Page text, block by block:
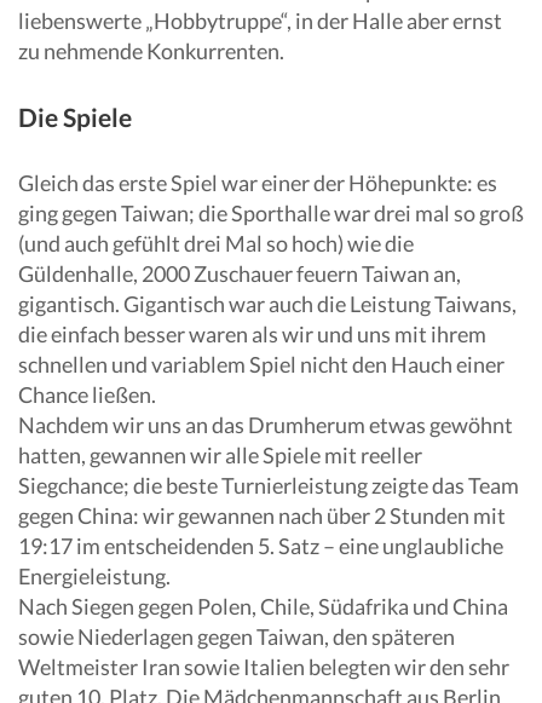
liebenswerte „Hobbytruppe“, in der Halle aber ernst
zu nehmende Konkurrenten.
Die Spiele
Gleich das erste Spiel war einer der Höhepunkte: es
ging gegen Taiwan; die Sporthalle war drei mal so groß
(und auch gefühlt drei Mal so hoch) wie die
Güldenhalle, 2000 Zuschauer feuern Taiwan an,
gigantisch. Gigantisch war auch die Leistung Taiwans,
die einfach besser waren als wir und uns mit ihrem
schnellen und variablem Spiel nicht den Hauch einer
Chance ließen.
Nachdem wir uns an das Drumherum etwas gewöhnt
hatten, gewannen wir alle Spiele mit reeller
Siegchance; die beste Turnierleistung zeigte das Team
gegen China: wir gewannen nach über 2 Stunden mit
19:17 im entscheidenden 5. Satz – eine unglaubliche
Energieleistung.
Nach Siegen gegen Polen, Chile, Südafrika und China
sowie Niederlagen gegen Taiwan, den späteren
Weltmeister Iran sowie Italien belegten wir den sehr
guten 10. Platz. Die Mädchenmannschaft aus Berlin